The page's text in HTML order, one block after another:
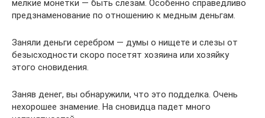
мелкие монетки — быть слезам. Особенно справедливо
предзнаменование по отношению к медным деньгам.
Заняли деньги серебром — думы о нищете и слезы от
безысходности скоро посетят хозяина или хозяйку
этого сновидения.
Заняв денег, вы обнаружили, что это подделка. Очень
нехорошее знамение. На сновидца падет много